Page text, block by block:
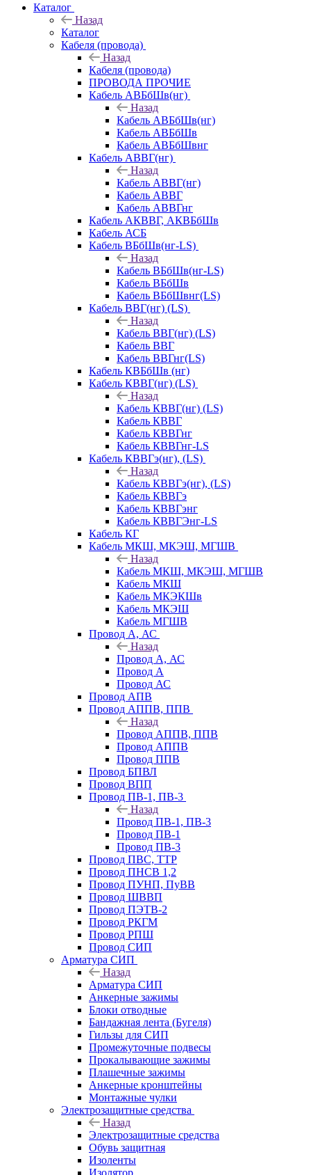
Каталог
Назад
Каталог
Кабеля (провода)
Назад
Кабеля (провода)
ПРОВОДА ПРОЧИЕ
Кабель АВБбШв(нг)
Назад
Кабель АВБбШв(нг)
Кабель АВБбШв
Кабель АВБбШвнг
Кабель АВВГ(нг)
Назад
Кабель АВВГ(нг)
Кабель АВВГ
Кабель АВВГнг
Кабель АКВВГ, АКВБбШв
Кабель АСБ
Кабель ВБбШв(нг-LS)
Назад
Кабель ВБбШв(нг-LS)
Кабель ВБбШв
Кабель ВБбШвнг(LS)
Кабель ВВГ(нг) (LS)
Назад
Кабель ВВГ(нг) (LS)
Кабель ВВГ
Кабель ВВГнг(LS)
Кабель КВБбШв (нг)
Кабель КВВГ(нг) (LS)
Назад
Кабель КВВГ(нг) (LS)
Кабель КВВГ
Кабель КВВГнг
Кабель КВВГнг-LS
Кабель КВВГэ(нг), (LS)
Назад
Кабель КВВГэ(нг), (LS)
Кабель КВВГэ
Кабель КВВГэнг
Кабель КВВГЭнг-LS
Кабель КГ
Кабель МКШ, МКЭШ, МГШВ
Назад
Кабель МКШ, МКЭШ, МГШВ
Кабель МКШ
Кабель МКЭКШв
Кабель МКЭШ
Кабель МГШВ
Провод А, АС
Назад
Провод А, АС
Провод А
Провод АС
Провод АПВ
Провод АППВ, ППВ
Назад
Провод АППВ, ППВ
Провод АППВ
Провод ППВ
Провод БПВЛ
Провод ВПП
Провод ПВ-1, ПВ-3
Назад
Провод ПВ-1, ПВ-3
Провод ПВ-1
Провод ПВ-3
Провод ПВС, ТТР
Провод ПНСВ 1,2
Провод ПУНП, ПуВВ
Провод ШВВП
Провод ПЭТВ-2
Провод РКГМ
Провод РПШ
Провод СИП
Арматура СИП
Назад
Арматура СИП
Анкерные зажимы
Блоки отводные
Бандажная лента (Бугеля)
Гильзы для СИП
Промежуточные подвесы
Прокалывающие зажимы
Плашечные зажимы
Анкерные кронштейны
Монтажные чулки
Электрозащитные средства
Назад
Электрозащитные средства
Обувь защитная
Изоленты
Изолятор